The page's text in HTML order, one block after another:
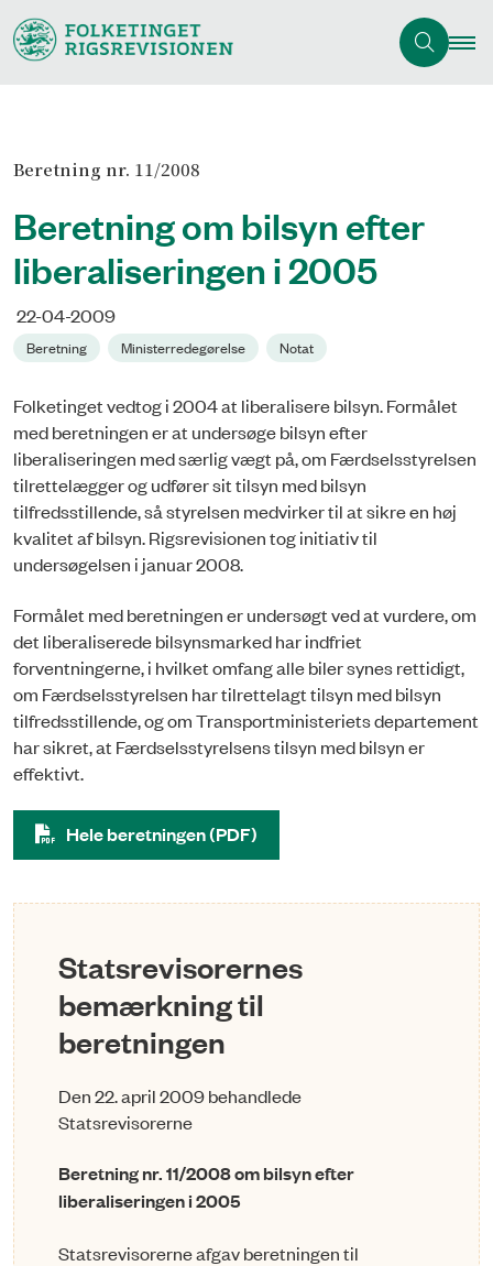
Beretning nr. 11/2008
Beretning om bilsyn efter
liberaliseringen i 2005
22-04-2009
Beretning Ministerredegørelse Notat
Folketinget vedtog i 2004 at liberalisere bilsyn. Formålet
med beretningen er at undersøge bilsyn efter
liberaliseringen med særlig vægt på, om Færdselsstyrelsen
tilrettelægger og udfører sit tilsyn med bilsyn
tilfredsstillende, så styrelsen medvirker til at sikre en høj
kvalitet af bilsyn. Rigsrevisionen tog initiativ til
undersøgelsen i januar 2008.
Formålet med beretningen er undersøgt ved at vurdere, om
det liberaliserede bilsynsmarked har indfriet
forventningerne, i hvilket omfang alle biler synes rettidigt,
om Færdselsstyrelsen har tilrettelagt tilsyn med bilsyn
tilfredsstillende, og om Transportministeriets departement
har sikret, at Færdselsstyrelsens tilsyn med bilsyn er
effektivt.
Hele beretningen (PDF)
Statsrevisorernes
bemærkning til
beretningen
Den 22. april 2009 behandlede
Statsrevisorerne
Beretning nr. 11/2008 om bilsyn efter
liberaliseringen i 2005
Statsrevisorerne afgav beretningen til